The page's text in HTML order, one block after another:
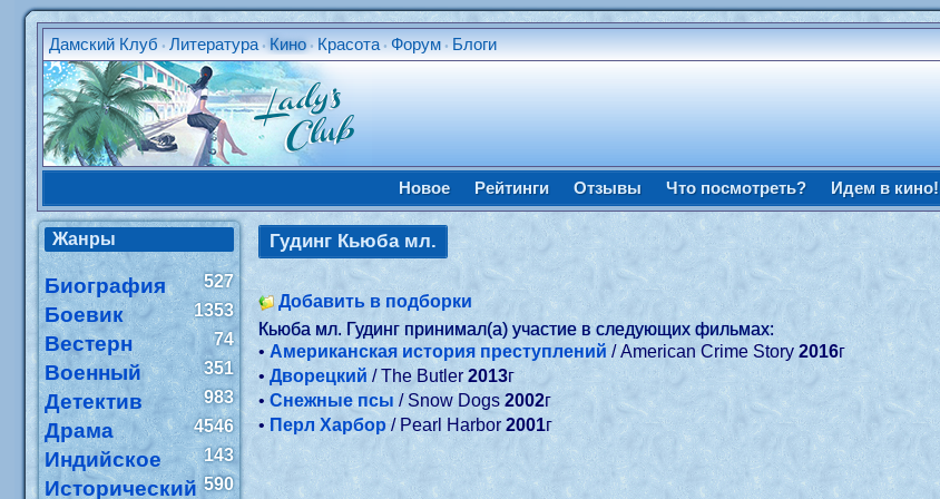
Дамский Клуб •Литература •Кино • Красота •Форум • Блоги
Новое Рейтинги Отзывы Что посмотреть? Идем в кино!
Жанры
Биография 527
Боевик 1353
Вестерн 74
Военный 351
Детектив 983
Драма 4546
Индийское 143
Исторический 590
Гудинг Кьюба мл.
Добавить в подборки
Кьюба мл. Гудинг принимал(а) участие в следующих фильмах:
•Американская история преступлений / American Crime Story2016г
•Дворецкий / The Butler2013г
•Снежные псы / Snow Dogs2002г
•Перл Харбор/ Pearl Harbor2001г